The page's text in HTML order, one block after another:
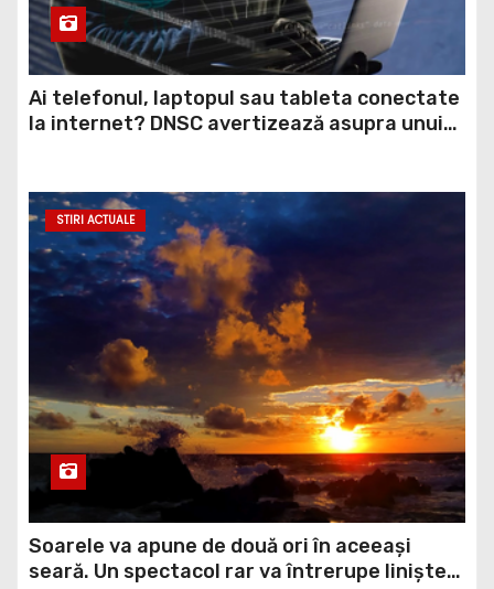
Ai telefonul, laptopul sau tableta conectate
la internet? DNSC avertizează asupra unui
risc pe care mulți utilizatori îl ignoră
STIRI ACTUALE
Soarele va apune de două ori în aceeași
seară. Un spectacol rar va întrerupe liniștea
unui sat din Europa